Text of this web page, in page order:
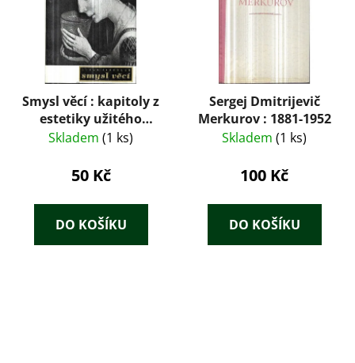
Smysl věcí : kapitoly z
estetiky užitého
umění a
výtvarnictví
Skladem (1 ks)
50 Kč
DO KOŠÍKU
Sergej Dmitrijevič
Merkurov : 1881-1952
Skladem (1 ks)
100 Kč
DO KOŠÍKU